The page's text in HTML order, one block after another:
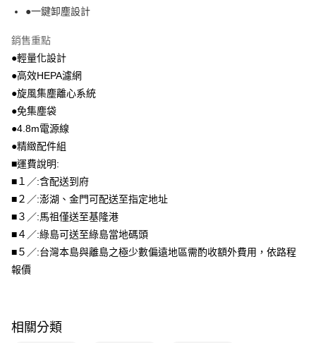
●一鍵卸塵設計
銷售重點
●輕量化設計
●高效HEPA濾網
●旋風集塵離心系統
●免集塵袋
●4.8m電源線
●精緻配件組
■運費說明:
■１／:含配送到府
■２／:澎湖、金門可配送至指定地址
■３／:馬祖僅送至基隆港
■４／:綠島可送至綠島當地碼頭
■５／:台灣本島與離島之極少數偏遠地區需酌收額外費用，依路程
報價
相關分類